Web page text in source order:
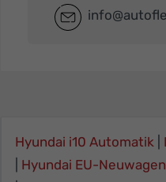
Hyundai i10 Automatik
Hyundai EU-